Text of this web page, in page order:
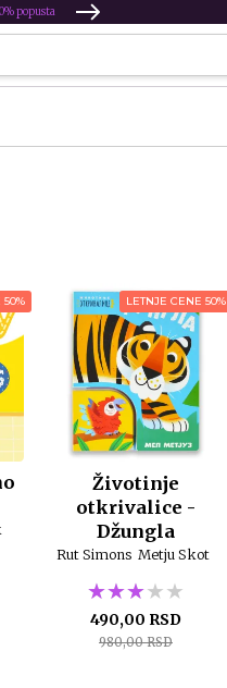
popusta
50% LETNJE CENE 50%
Životinje
otkrivalice -
Džungla
Rut Simons Metju Skot
★★★★★
★★★★★
★★★★★
490,00 RSD
980,00 RSD